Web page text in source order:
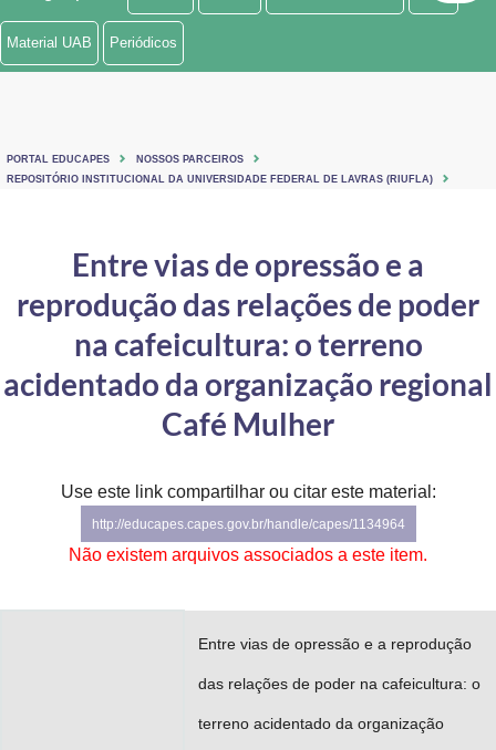
Ministério de Minas e Energia
Ministério do Turismo
Controladoria-Geral da União
Ministério da Mulher, da Família e dos Direitos Humanos
Secretaria-Geral
Advocacia-Geral da União
Banco Central do Brasil
Planalto
Material UAB Periódicos
PORTAL EDUCAPES
NOSSOS PARCEIROS
REPOSITÓRIO INSTITUCIONAL DA UNIVERSIDADE FEDERAL DE LAVRAS (RIUFLA)
Entre vias de opressão e a
reprodução das relações de poder
na cafeicultura: o terreno
acidentado da organização regional
Café Mulher
Use este link compartilhar ou citar este material:
http://educapes.capes.gov.br/handle/capes/1134964
Não existem arquivos associados a este item.
Entre vias de opressão e a reprodução
das relações de poder na cafeicultura: o
terreno acidentado da organização